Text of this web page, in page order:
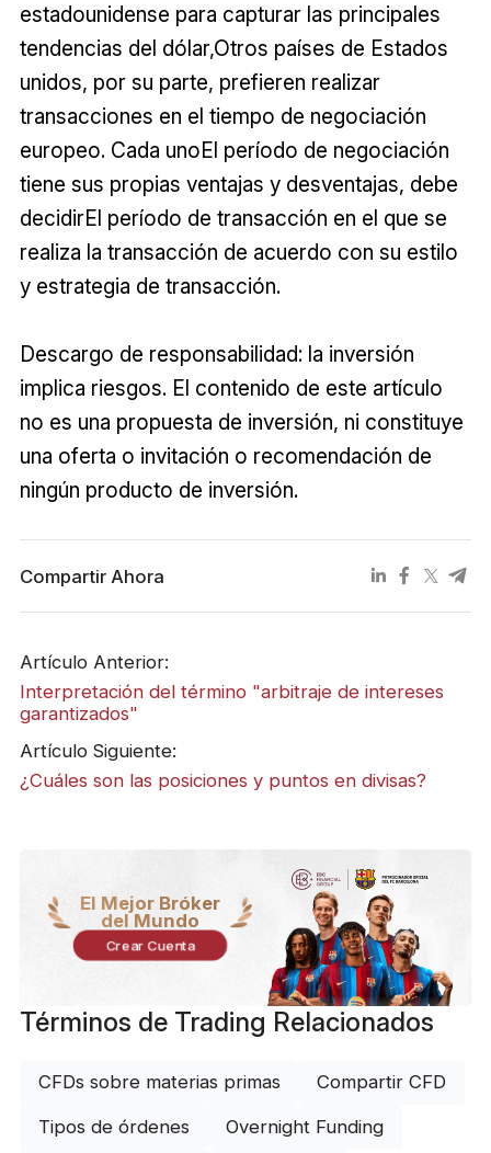
estadounidense para capturar las principales
tendencias del dólar,Otros países de Estados
unidos, por su parte, prefieren realizar
transacciones en el tiempo de negociación
europeo. Cada unoEl período de negociación
tiene sus propias ventajas y desventajas, debe
decidirEl período de transacción en el que se
realiza la transacción de acuerdo con su estilo
y estrategia de transacción.
Descargo de responsabilidad: la inversión
implica riesgos. El contenido de este artículo
no es una propuesta de inversión, ni constituye
una oferta o invitación o recomendación de
ningún producto de inversión.
Compartir Ahora
Artículo Anterior:
Interpretación del término "arbitraje de intereses
garantizados"
Artículo Siguiente:
¿Cuáles son las posiciones y puntos en divisas?
El Mejor Bróker
del Mundo
Crear Cuenta
Términos de Trading Relacionados
CFDs sobre materias primas Compartir CFD
Tipos de órdenes Overnight Funding